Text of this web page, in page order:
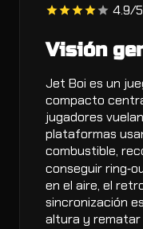
4.9/
Visión
Jet Boi es un
compacto
jugadores
plataformas
combustible,
conseguir
en el aire, el
sincronización
altura y rematar